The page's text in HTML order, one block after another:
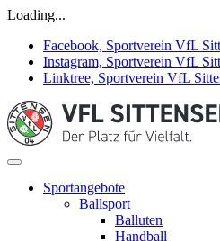
Loading...
Facebook, Sportverein VfL
Instagram, Sportverein VfL
Linktree, Sportverein VfL
Sportangebote
Ballsport
Balluten
Handball